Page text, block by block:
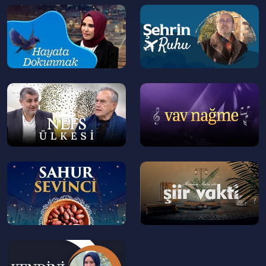
gelenfeth kökünden türemiş bir kelimedir.
🔸 Kur'an-ı Kerim'in ilk suresi ve bir anlamda
önsözü olarak görülmesi nedeniyle
"Fâtihatü'l-
🔸 Fatiha suresiyedi ayettir.Besmelenin sureye
dâhil olup olmadığına dair ihtilaf bulunur:
Şafiilere göre Fatiha'nın ilk ayeti besmele;
Rabbil'âlemin" birinci ayettir.
--
>
--
--
>
--
--
--
>
>